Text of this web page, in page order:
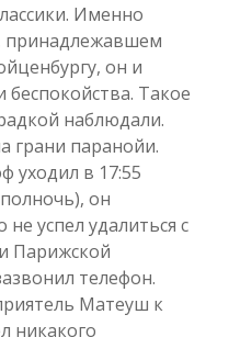
Именно
принадлежавшем
он и
Такое
наблюдали.
грани паранойи.
уходил в 17:55
он
успел удалиться с
Парижской
телефон.
Матеуш к
никакого